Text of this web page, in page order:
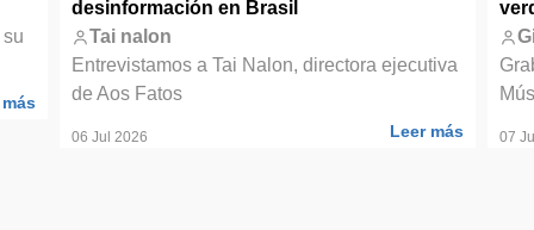
desinformación en Brasil
Tai nalon
Entrevistamos a Tai Nalon, directora ejecutiva
de Aos Fatos
06 Jul 2026 Leer más 07